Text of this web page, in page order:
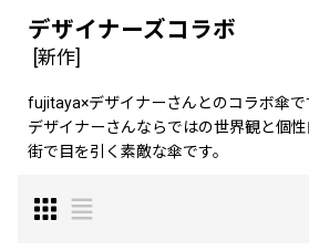
デザイナーズコラボ
新作
fujitaya×デザイナーさんとのコラボ傘で
デザイナーさんならではの世界観と個性
街で目を引く素敵な傘です。